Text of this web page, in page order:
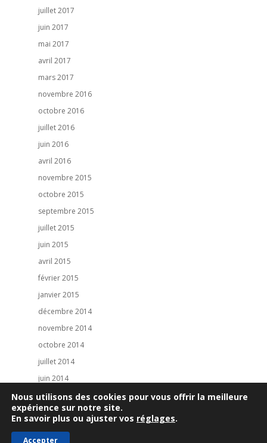
juillet 2017
juin 2017
mai 2017
avril 2017
mars 2017
novembre 2016
octobre 2016
juillet 2016
juin 2016
avril 2016
novembre 2015
octobre 2015
septembre 2015
juillet 2015
juin 2015
avril 2015
février 2015
janvier 2015
décembre 2014
novembre 2014
octobre 2014
juillet 2014
juin 2014
mai 2014
Nous utilisons des cookies pour vous offrir la meilleure
expérience sur notre site.
En savoir plus ou ajuster vos réglages.
Accepter